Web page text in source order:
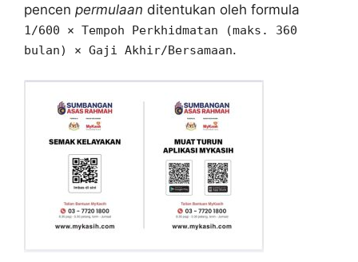
pencen permulaan ditentukan oleh formula
1/600 × Tempoh Perkhidmatan (maks. 360
bulan) × Gaji Akhir/Bersamaan.